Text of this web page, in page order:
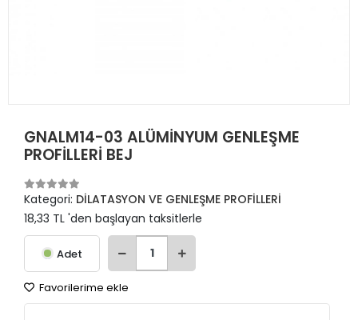
GNALM14-03 ALÜMİNYUM GENLEŞME
PROFİLLERİ BEJ
Kategori: DİLATASYON VE GENLEŞME PROFİLLERİ
18,33 TL 'den başlayan taksitlerle
Adet
Favorilerime ekle